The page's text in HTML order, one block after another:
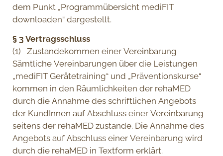
dem Punkt „Programmübersicht mediFIT
downloaden“ dargestellt.
§ 3 Vertragsschluss
(1) Zustandekommen einer Vereinbarung
Sämtliche Vereinbarungen über die Leistungen
„mediFIT Gerätetraining“ und „Präventionskurse“
kommen in den Räumlichkeiten der rehaMED
durch die Annahme des schriftlichen Angebots
der KundInnen auf Abschluss einer Vereinbarung
seitens der rehaMED zustande. Die Annahme des
Angebots auf Abschluss einer Vereinbarung wird
durch die rehaMED in Textform erklärt.